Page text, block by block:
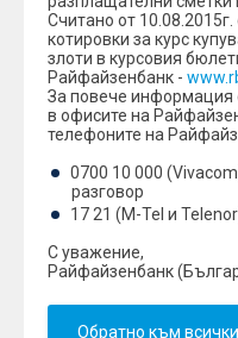
Считано от
котировки за курс
злоти в курсовия
Райфайзенбанк -
За повече информация
в офисите на
телефоните на
0700 10 000
разговор
17 21 (М-Tel и
С уважение,
Райфайзенбанк
Обратно към